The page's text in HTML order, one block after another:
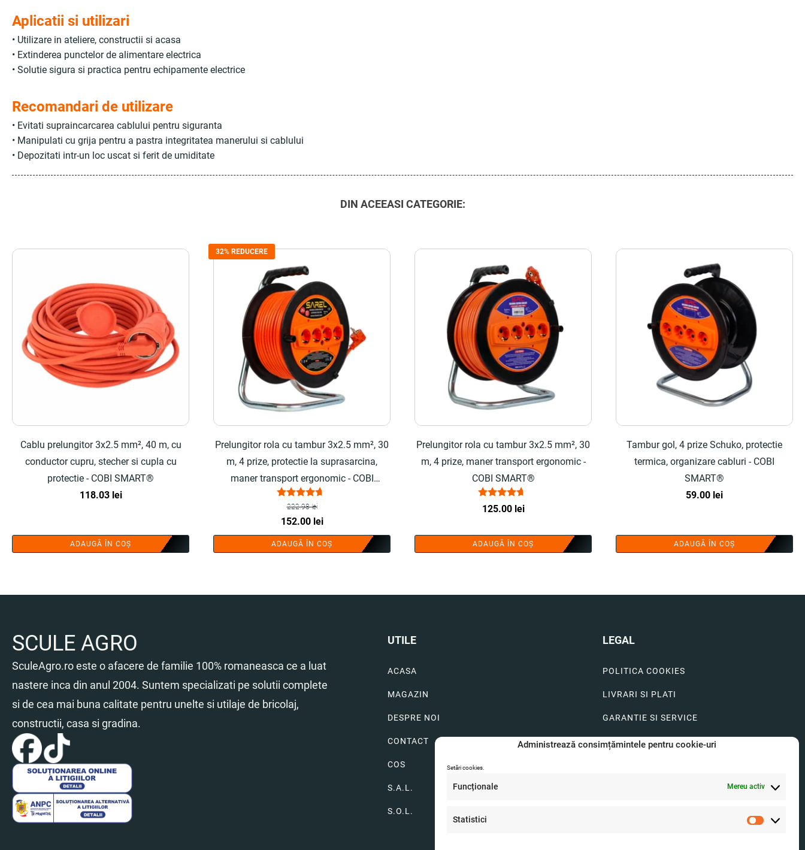
Administrează consimțămintele pentru cookie-uri
Setări cookies.
Funcționale Mereu activ
Statistici Statistici
Aplicatii si utilizari
• Utilizare in ateliere, constructii si acasa
• Extinderea punctelor de alimentare electrica
• Solutie sigura si practica pentru echipamente electrice
Recomandari de utilizare
• Evitati supraincarcarea cablului pentru siguranta
• Manipulati cu grija pentru a pastra integritatea manerului si cablului
• Depozitati intr-un loc uscat si ferit de umiditate
DIN ACEEASI CATEGORIE:
Cablu prelungitor 3x2.5 mm², 40 m, cu
conductor cupru, stecher si cupla cu
protectie - COBI SMART®
118.03 lei
ADAUGĂ ÎN COȘ
32% REDUCERE
Prelungitor rola cu tambur 3x2.5 mm², 30
m, 4 prize, protectie la suprasarcina,
maner transport ergonomic - COBI
SMART®
Evaluat la
din 5
222.98lei
Prețul
inițial
a
152.00 leiPrețul
curent
este:
ADAUGĂ ÎN COȘ
Prelungitor rola cu tambur 3x2.5 mm², 30
m, 4 prize, maner transport ergonomic -
COBI SMART®
Evaluat la
4.50
125.00 lei
ADAUGĂ ÎN COȘ
Tambur gol, 4 prize Schuko, protectie
termica, organizare cabluri - COBI
SMART®
59.00 lei
ADAUGĂ ÎN COȘ
SCULE AGRO
SculeAgro.ro este o afacere de familie 100% romaneasca ce a luat
nastere inca din anul 2004. Suntem specializati pe solutii complete
si de cea mai buna calitate pentru unelte si utilaje de bricolaj,
constructii, casa si gradina.
UTILE
ACASA
MAGAZIN
DESPRE NOI
CONTACT
COS
S.A.L.
S.O.L.
LEGAL
POLITICA COOKIES
LIVRARI SI PLATI
GARANTIE SI SERVICE
FORMULAR SERVICE